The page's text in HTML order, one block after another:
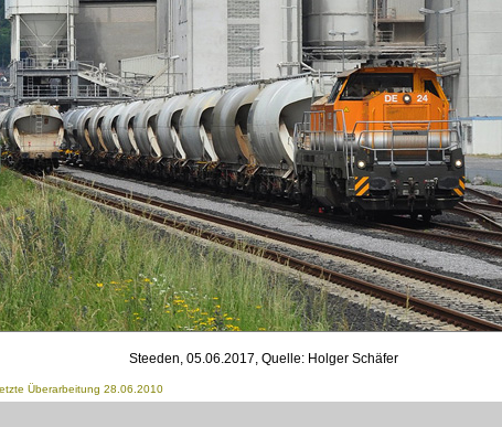
Steeden, 05.06.2017, Quelle: Holger Schäfer
Überarbeitung 28.06.2010